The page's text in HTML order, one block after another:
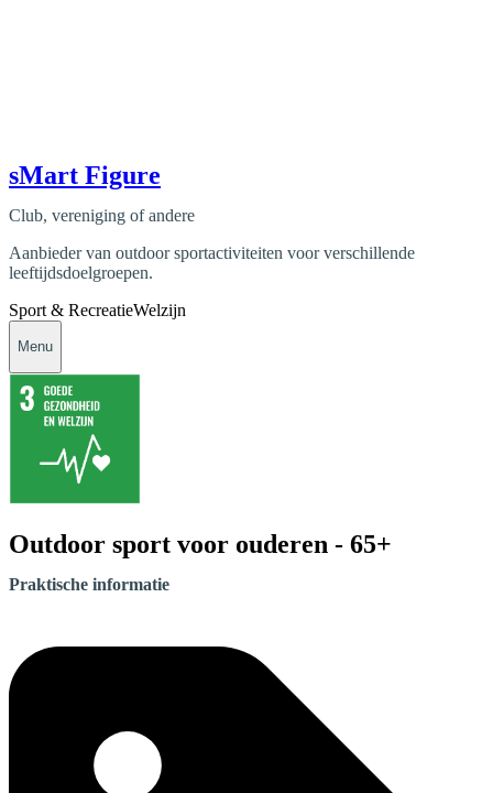
sMart Figure
Club, vereniging of andere
Aanbieder van outdoor sportactiviteiten voor verschillende
leeftijdsdoelgroepen.
Sport & RecreatieWelzijn
Menu
Outdoor sport voor ouderen - 65+
Praktische informatie